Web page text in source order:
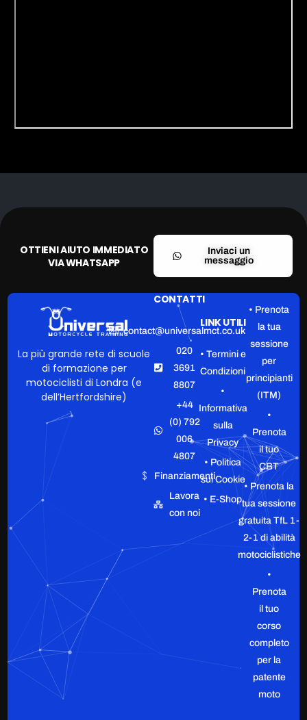
OTTIENI AIUTO IMMEDIATO
VIA WHATSAPP
Inviaci un
messaggio
La più grande rete di scuole
di formazione per
motociclisti di Londra (e
dell’Hertfordshire)
CONTATTI
contact@universalmct.co.uk
020
3691
8807
+44
(0) 792
006
4807
Finanziamenti
Lavora
con noi
LINK UTILI
• Termini e
Condizioni
•
Informativa
sulla
Privacy
• Politica
sui Cookie
• E-Shop
• Prenota
la tua
sessione
per
principianti
(ITM)
•
Prenota
il tuo
CBT
• Prenota la
tua sessione
gratuita TfL 1-
2-1 di abilità
motociclistiche
•
Prenota
il tuo
corso
completo
per la
patente
moto